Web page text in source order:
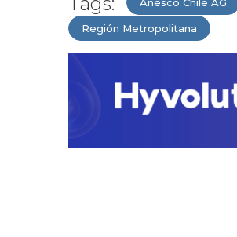
Anesco Chile AG
Región Metropolitana